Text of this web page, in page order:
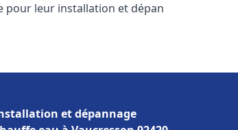
pour leur installation et dépan
et dépannage